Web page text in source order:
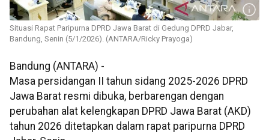
Situasi Rapat Paripurna DPRD Jawa Barat di Gedung DPRD Jabar,
Bandung, Senin (5/1/2026). (ANTARA/Ricky Prayoga)
Bandung (ANTARA) -
Masa persidangan II tahun sidang 2025-2026 DPRD
Jawa Barat resmi dibuka, berbarengan dengan
perubahan alat kelengkapan DPRD Jawa Barat (AKD)
tahun 2026 ditetapkan dalam rapat paripurna DPRD